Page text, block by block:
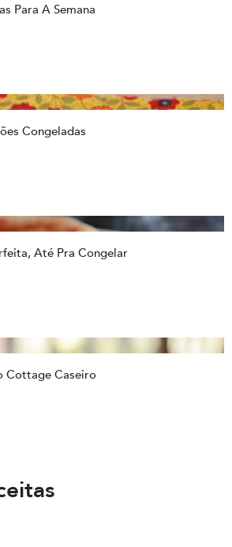
Para A Semana
Congeladas
Até Pra Congelar
Cottage Caseiro